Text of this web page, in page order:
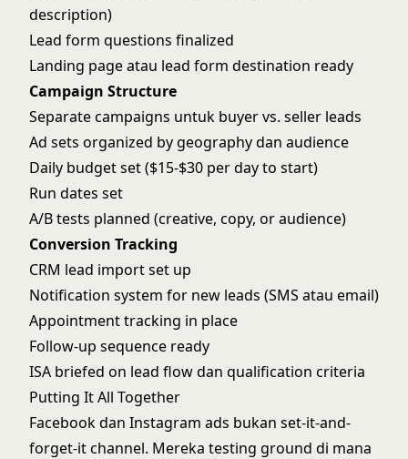
description)
Lead form questions finalized
Landing page atau lead form destination ready
Campaign Structure
Separate campaigns untuk buyer vs. seller leads
Ad sets organized by geography dan audience
Daily budget set ($15-$30 per day to start)
Run dates set
A/B tests planned (creative, copy, or audience)
Conversion Tracking
CRM lead import set up
Notification system for new leads (SMS atau email)
Appointment tracking in place
Follow-up sequence ready
ISA briefed on lead flow dan qualification criteria
Putting It All Together
Facebook dan Instagram ads bukan set-it-and-
forget-it channel. Mereka testing ground di mana